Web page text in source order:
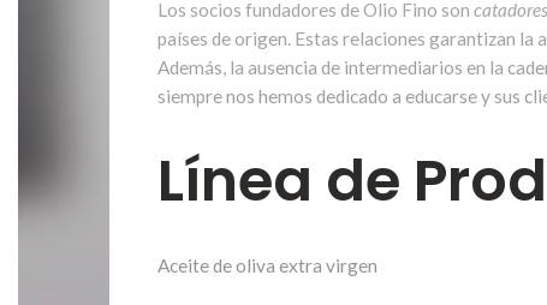
Los socios fundadores de Olio Fino son catadores
países de origen. Estas relaciones garantizan
Además, la ausencia de intermediarios en la
siempre nos hemos dedicado a educarse y sus
Línea de
Aceite de oliva extra virgen